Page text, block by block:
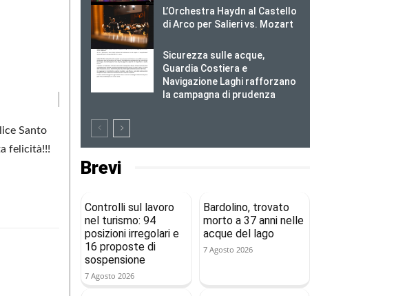
Santo
felicità!!!
L’Orchestra Haydn al Castello
di Arco per Salieri vs. Mozart
Sicurezza sulle acque,
Guardia Costiera e
Navigazione Laghi rafforzano
la campagna di prudenza
Brevi
Controlli sul lavoro
nel turismo: 94
posizioni irregolari e
16 proposte di
sospensione
7 Agosto 2026
Bardolino, trovato
morto a 37 anni nelle
acque del lago
7 Agosto 2026